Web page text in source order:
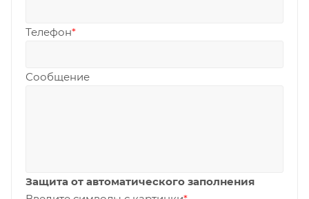
Телефон*
Сообщение
Защита от автоматического заполнения